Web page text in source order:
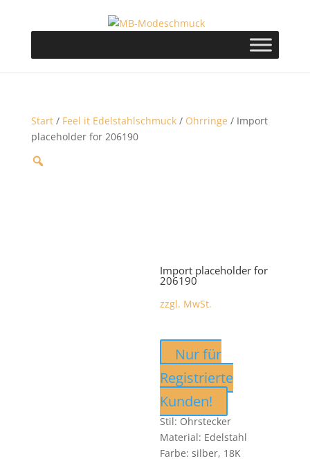
Start/ Feel it Edelstahlschmuck/ Ohrringe / Import
placeholder for 206190
Import placeholder for
206190
zzgl. MwSt.
Nur für
Registrierte
Kunden!
Stil: Ohrstecker
Material: Edelstahl
Farbe: silber, 18K